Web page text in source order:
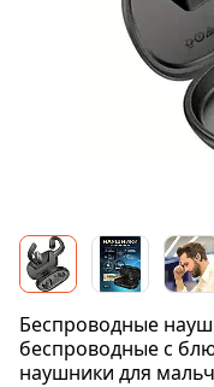
Беспроводные
беспроводные с
наушники для